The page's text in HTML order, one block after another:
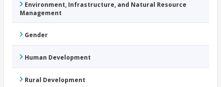
Environment, Infrastructure, and Natural Resource
Management
Gender
Human Development
Rural Development